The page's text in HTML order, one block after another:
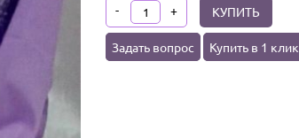
- + КУПИТЬ
Задать вопрос Купить в 1 клик